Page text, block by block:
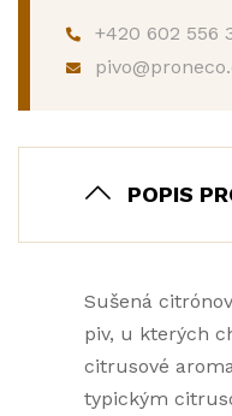
+420 602 556
POPIS
Sušená
piv, u kterých
citrusové
typickým